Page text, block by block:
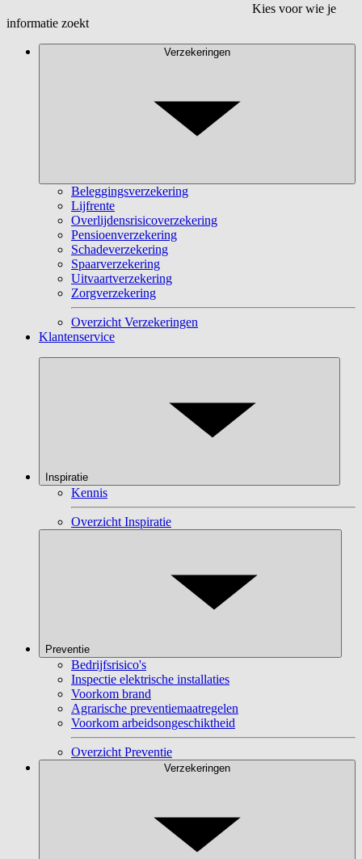
Kies voor wie je
informatie zoekt
Verzekeringen
Beleggingsverzekering
Lijfrente
Overlijdensrisicoverzekering
Pensioenverzekering
Schadeverzekering
Spaarverzekering
Uitvaartverzekering
Zorgverzekering
Overzicht Verzekeringen
Klantenservice
Inspiratie
Kennis
Overzicht Inspiratie
Preventie
Bedrijfsrisico's
Inspectie elektrische installaties
Voorkom brand
Agrarische preventiemaatregelen
Voorkom arbeidsongeschiktheid
Overzicht Preventie
Verzekeringen